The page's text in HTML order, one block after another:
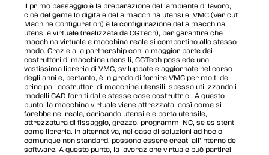
Il primo passaggio è la preparazione dell’ambiente di lavoro,
cioè del gemello digitale della macchina utensile. VMC (Vericut
Machine Configuration) è la configurazione della macchina
utensile virtuale (realizzata da CGTech), per garantire che
macchina virtuale e macchina reale si comportino allo stesso
modo. Grazie alla partnership con la maggior parte dei
costruttori di macchine utensili, CGTech possiede una
vastissima libreria di VMC, sviluppate e aggiornate nel corso
degli anni e, pertanto, è in grado di fornire VMC per molti dei
principali costruttori di macchine utensili, spesso utilizzando i
modelli CAD forniti dalle stesse case costruttrici. A questo
punto, la macchina virtuale viene attrezzata, così come si
farebbe nel reale, caricando utensile e porta utensile,
attrezzatura di fissaggio, grezzo, programmi NC, se esistenti
come libreria. In alternativa, nel caso di soluzioni ad hoc o
comunque non standard, possono essere creati all’interno del
software. A questo punto, la lavorazione virtuale può partire!